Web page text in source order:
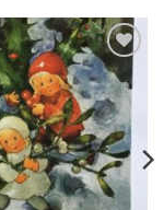
Zum
Wunschzettel
hinzufügen